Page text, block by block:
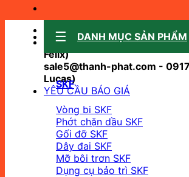
Sale support:
sale10@thanh-phat.com -
Felix)
sale5@thanh-phat.com -
Lucas)
YÊU CẦU BÁO GIÁ
DANH MỤC SẢN PHẨM
SKF
Vòng bi SKF
Phớt chặn dầu SKF
Gối đỡ SKF
Dây đai SKF
Mỡ bôi trơn SKF
Dụng cụ bảo trì SKF